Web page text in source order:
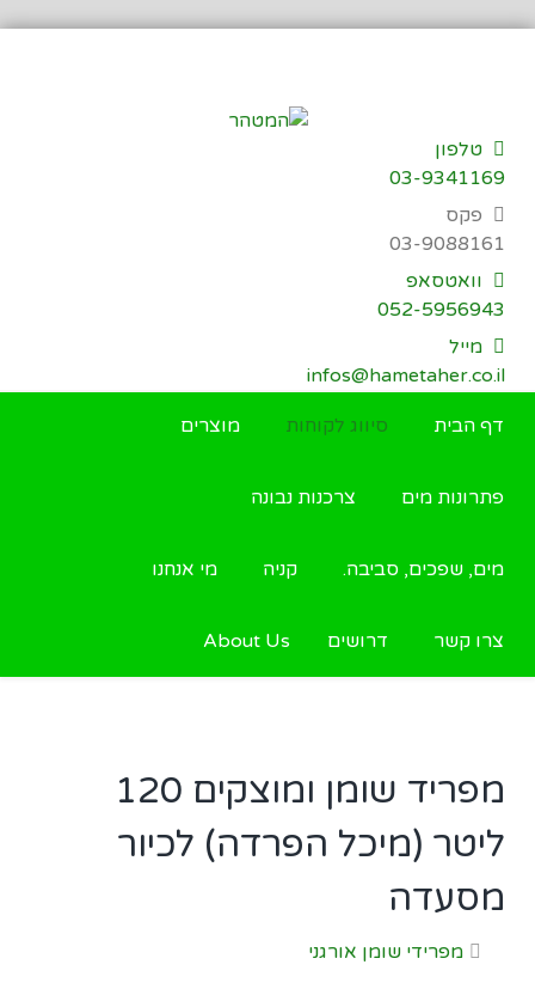
דילוג
טלפון
03-9341169
פקס
03-9088161
וואטסאפ
052-5956943
מייל
infos@hametaher.co.il
דף הבית סיווג לקוחות מוצרים
פתרונות מים צרכנות נבונה
מים, שפכים, סביבה. קניה מי אנחנו
צרו קשר דרושים About Us
מפריד שומן ומוצקים 120
ליטר (מיכל הפרדה) לכיור
מסעדה
מפרידי שומן אורגני